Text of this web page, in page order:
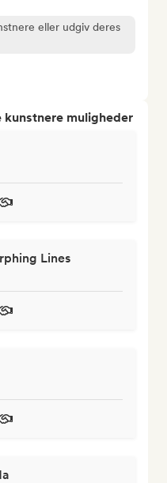
eller udgiv deres
muligheder
Lines